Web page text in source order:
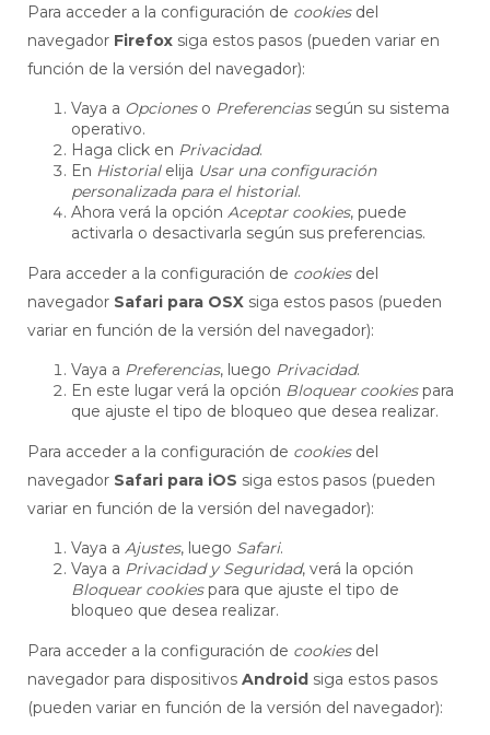
Para acceder a la configuración de cookiesdel
navegador Firefoxsiga estos pasos (pueden variar en
función de la versión del navegador):
Vaya a Opcioneso Preferenciassegún su sistema
operativo.
Haga click en Privacidad.
En Historialelija Usar una configuración
personalizada para el historial.
Ahora verá la opción Aceptar cookies, puede
activarla o desactivarla según sus preferencias.
Para acceder a la configuración de cookiesdel
navegador Safari para OSXsiga estos pasos (pueden
variar en función de la versión del navegador):
Vaya a Preferencias, luego Privacidad.
En este lugar verá la opción Bloquear cookiespara
que ajuste el tipo de bloqueo que desea realizar.
Para acceder a la configuración de cookiesdel
navegador Safari para iOS siga estos pasos (pueden
variar en función de la versión del navegador):
Vaya a Ajustes, luego Safari.
Vaya a Privacidad y Seguridad, verá la opción
Bloquear cookiespara que ajuste el tipo de
bloqueo que desea realizar.
Para acceder a la configuración de cookiesdel
navegador para dispositivos Androidsiga estos pasos
(pueden variar en función de la versión del navegador):